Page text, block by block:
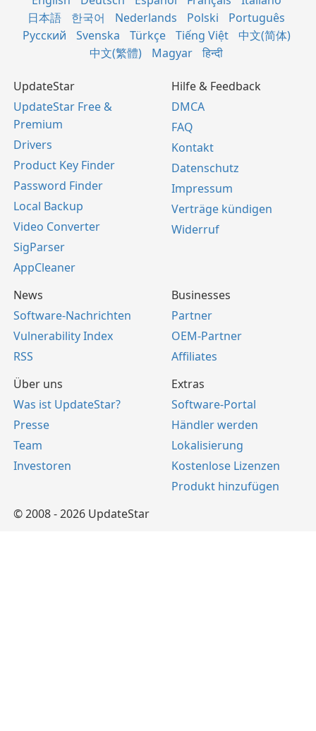
日本語
한국어 Nederlands Polski
Português
Русский
Svenska Türkçe Tiếng Việt
中文(简体)
中文(繁體)
Magyar हिन्दी
UpdateStar
UpdateStar Free &
Premium
Drivers
Product Key Finder
Password Finder
Local Backup
Video Converter
SigParser
AppCleaner
Hilfe & Feedback
DMCA
FAQ
Kontakt
Datenschutz
Impressum
Verträge kündigen
Widerruf
News
Software-Nachrichten
Vulnerability Index
RSS
Businesses
Partner
OEM-Partner
Affiliates
Über uns
Was ist UpdateStar?
Presse
Team
Investoren
Extras
Software-Portal
Händler werden
Lokalisierung
Kostenlose Lizenzen
Produkt hinzufügen
© 2008 - 2026 UpdateStar